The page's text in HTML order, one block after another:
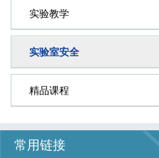
实验教学
实验室安全
精品课程
常用链接